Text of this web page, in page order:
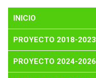
INICIO
PROYECTO 2018-2023
PROYECTO 2024-2026